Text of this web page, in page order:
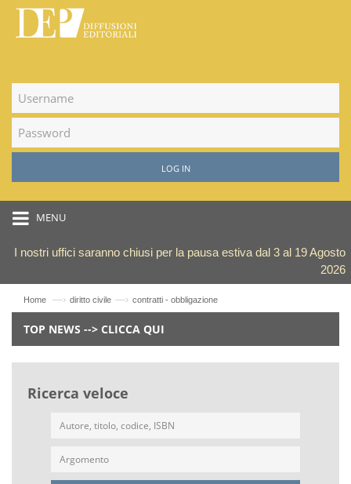
LOG IN
MENU
I nostri uffici saranno chiusi per la pausa estiva dal 3 al 19 Agosto
2026
Home —› diritto civile —› contratti - obbligazione
TOP NEWS --> CLICCA QUI
Ricerca veloce